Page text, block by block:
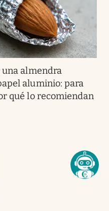
una almendra
aluminio: para
qué lo recomiendan